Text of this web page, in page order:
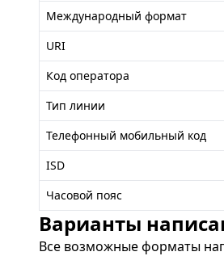
Международный формат
URI
Код оператора
Тип линии
Телефонный мобильный код
ISD
Часовой пояс
Варианты
Все возможные форматы